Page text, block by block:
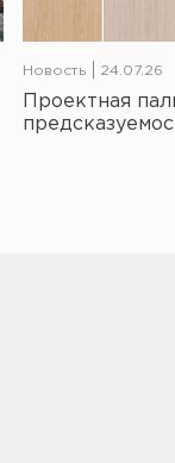
Новость 24.07.26
Проектная